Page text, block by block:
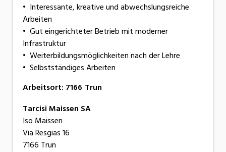
• Interessante, kreative und abwechslungsreiche
Arbeiten
• Gut eingerichteter Betrieb mit moderner
Infrastruktur
• Weiterbildungsmöglichkeiten nach der Lehre
• Selbstständiges Arbeiten
Arbeitsort: 7166 Trun
Tarcisi Maissen SA
Iso Maissen
Via Resgias 16
7166 Trun